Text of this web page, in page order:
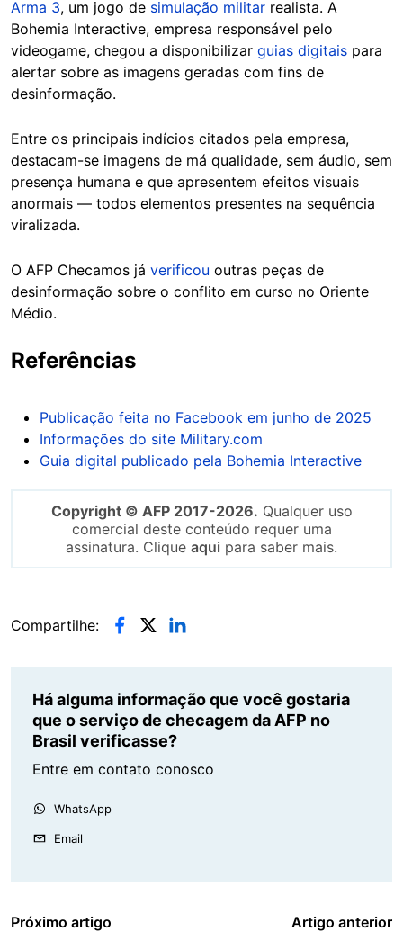
Arma 3, um jogo de simulação militar realista. A
Bohemia Interactive, empresa responsável pelo
videogame, chegou a disponibilizar guias digitais para
alertar sobre as imagens geradas com fins de
desinformação.
Entre os principais indícios citados pela empresa,
destacam-se imagens de má qualidade, sem áudio, sem
presença humana e que apresentem efeitos visuais
anormais — todos elementos presentes na sequência
viralizada.
O AFP Checamos já verificou outras peças de
desinformação sobre o conflito em curso no Oriente
Médio.
Referências
Publicação feita no Facebook em junho de 2025
Informações do site Military.com
Guia digital publicado pela Bohemia Interactive
Copyright © AFP 2017-2026. Qualquer uso
comercial deste conteúdo requer uma
assinatura. Clique aqui para saber mais.
Compartilhe:
Há alguma informação que você gostaria
que o serviço de checagem da AFP no
Brasil verificasse?
Entre em contato conosco
WhatsApp
Email
Próximo artigo Artigo anterior